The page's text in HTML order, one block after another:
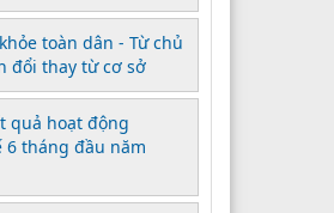
toàn dân - Từ chủ
đổi thay từ cơ sở
quả hoạt động
6 tháng đầu năm